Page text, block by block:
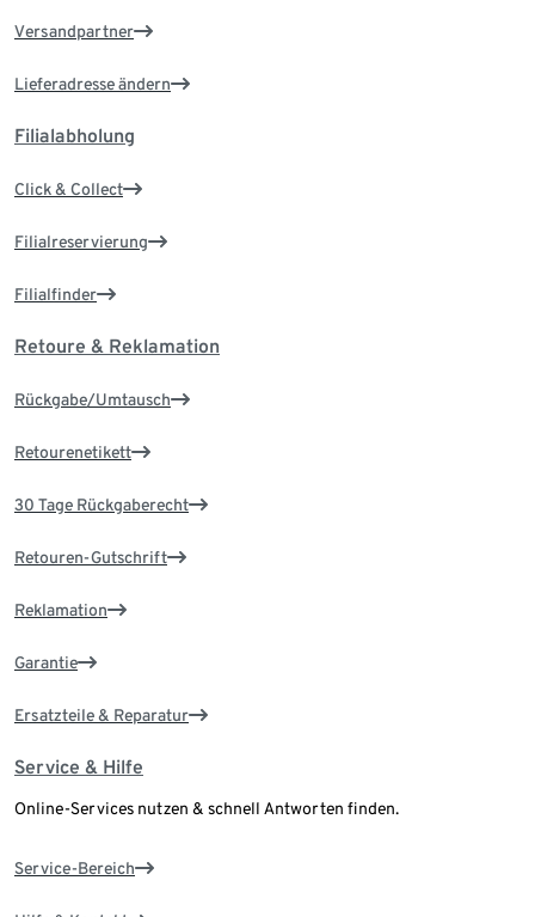
Versandpartner
Lieferadresse ändern
Filialabholung
Click & Collect
Filialreservierung
Filialfinder
Retoure & Reklamation
Rückgabe/Umtausch
Retourenetikett
30 Tage Rückgaberecht
Retouren-Gutschrift
Reklamation
Garantie
Ersatzteile & Reparatur
Service & Hilfe
Online-Services nutzen & schnell Antworten finden.
Service-Bereich